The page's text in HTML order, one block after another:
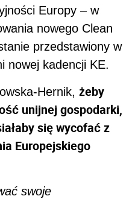
Europy – w
nowego Clean
przedstawiony w
nowej kadencji KE.
Hernik, żeby
unijnej gospodarki,
się wycofać z
Europejskiego
swoje